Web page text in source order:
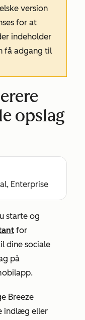
version
for at
indeholder
få adgang til
opslag
Enterprise
starte og
for
dine sociale
på
Breeze
indlæg eller